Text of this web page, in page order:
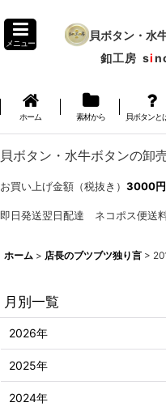
メニュー
貝ボタン・水
釦工房 si
ホーム 素材から 貝ボタンと
貝ボタン・水牛ボタンの卸
お買い上げ金額（税抜き） 3000円
即日発送翌日配達 ネコポス便送
ホーム > 店長のブツブツ独り言 >
月別一覧
2026年
2025年
2024年